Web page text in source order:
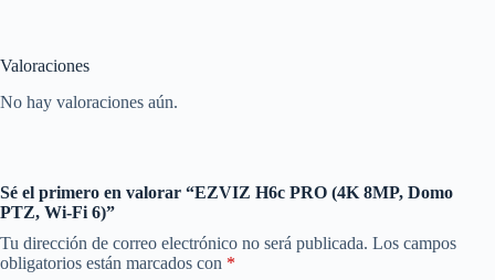
Valoraciones
No hay valoraciones aún.
Sé el primero en valorar “EZVIZ H6c PRO (4K 8MP, Domo
PTZ, Wi-Fi 6)”
Tu dirección de correo electrónico no será publicada. Los campos
obligatorios están marcados con *